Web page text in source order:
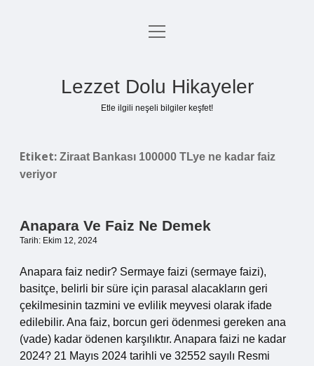
Anasayfa
menüyü
Lezzet Dolu Hikayeler
Etle ilgili neşeli bilgiler keşfet!
Etiket: Ziraat Bankası 100000 TLye ne kadar faiz
veriyor
Anapara Ve Faiz Ne Demek
Tarih: Ekim 12, 2024
Anapara faiz nedir? Sermaye faizi (sermaye faizi),
basitçe, belirli bir süre için parasal alacakların geri
çekilmesinin tazmini ve evlilik meyvesi olarak ifade
edilebilir. Ana faiz, borcun geri ödenmesi gereken ana
(vade) kadar ödenen karşılıktır. Anapara faizi ne kadar
2024? 21 Mayıs 2024 tarihli ve 32552 sayılı Resmi